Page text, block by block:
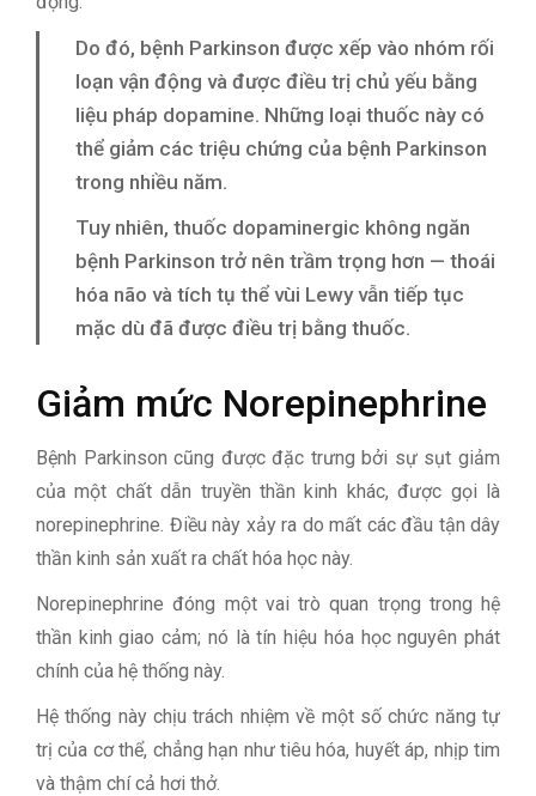
Do đó, bệnh Parkinson được xếp vào nhóm rối
loạn vận động và được điều trị chủ yếu bằng
liệu pháp dopamine. Những loại thuốc này có
thể giảm các triệu chứng của bệnh Parkinson
trong nhiều năm.
Tuy nhiên, thuốc dopaminergic không ngăn
bệnh Parkinson trở nên trầm trọng hơn — thoái
hóa não và tích tụ thể vùi Lewy vẫn tiếp tục
mặc dù đã được điều trị bằng thuốc.
Giảm mức Norepinephrine
Bệnh Parkinson cũng được đặc trưng bởi sự sụt giảm
của một chất dẫn truyền thần kinh khác, được gọi là
norepinephrine. Điều này xảy ra do mất các đầu tận dây
thần kinh sản xuất ra chất hóa học này.
Norepinephrine đóng một vai trò quan trọng trong hệ
thần kinh giao cảm; nó là tín hiệu hóa học nguyên phát
chính của hệ thống này.
Hệ thống này chịu trách nhiệm về một số chức năng tự
trị của cơ thể, chẳng hạn như tiêu hóa, huyết áp, nhịp tim
và thậm chí cả hơi thở.